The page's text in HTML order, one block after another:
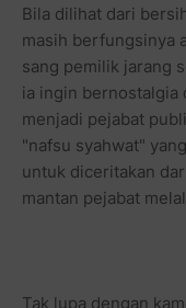
Bila dilihat dari
masih berfungsinya
sang pemilik jarang
ia ingin bernostalgia
menjadi pejabat
"nafsu syahwat"
untuk diceritakan
mantan pejabat
Tak lupa dengan